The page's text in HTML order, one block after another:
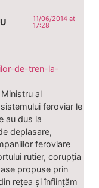
11/06/2014 at
17:28
de-tren-la-
al
feroviar le
au dus la
deplasare,
feroviare
rutier, corupția
propuse prin
rețea și înființăm